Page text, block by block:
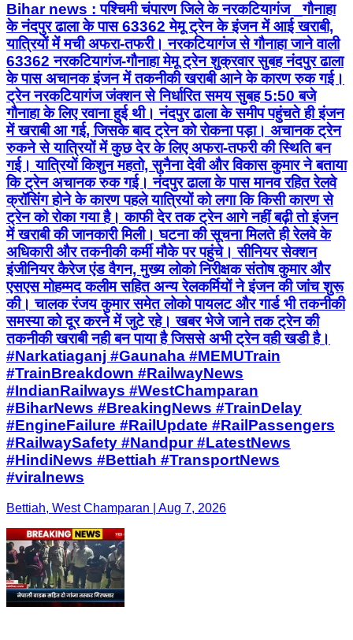
Bihar news : पश्चिमी चंपारण जिले के नरकटियागंज _गौनाहा
के नंदपुर ढाला के पास 63362 मेमू ट्रेन के इंजन में आई खराबी,
यात्रियों में मची अफरा-तफरी। नरकटियागंज से गौनाहा जाने वाली
63362 नरकटियागंज-गौनाहा मेमू ट्रेन शुक्रवार सुबह नंदपुर ढाला
के पास अचानक इंजन में तकनीकी खराबी आने के कारण रुक गई।
ट्रेन नरकटियागंज जंक्शन से निर्धारित समय सुबह 5:50 बजे
गौनाहा के लिए रवाना हुई थी। नंदपुर ढाला के समीप पहुंचते ही इंजन
में खराबी आ गई, जिसके बाद ट्रेन को रोकना पड़ा। अचानक ट्रेन
रुकने से यात्रियों में कुछ देर के लिए अफरा-तफरी की स्थिति बन
गई। यात्रियों किशुन महतो, सुनैना देवी और विकास कुमार ने बताया
कि ट्रेन अचानक रुक गई। नंदपुर ढाला के पास मानव रहित रेलवे
क्रॉसिंग होने के कारण पहले यात्रियों को लगा कि किसी कारण से
ट्रेन को रोका गया है। काफी देर तक ट्रेन आगे नहीं बढ़ी तो इंजन
में खराबी की जानकारी मिली। घटना की सूचना मिलते ही रेलवे के
अधिकारी और तकनीकी कर्मी मौके पर पहुंचे। सीनियर सेक्शन
इंजीनियर कैरेज एंड वैगन, मुख्य लोको निरीक्षक संतोष कुमार और
एसएस मोहम्मद कलीम सहित अन्य रेलकर्मियों ने इंजन की जांच शुरू
की। चालक रंजय कुमार समेत लोको पायलट और गार्ड भी तकनीकी
समस्या को दूर करने में जुटे रहे। खबर भेजे जाने तक ट्रेन की
तकनीकी खराबी नही बन पाया है जिससे अभी ट्रेन वही खडी है।
#Narkatiaganj #Gaunaha #MEMUTrain
#TrainBreakdown #RailwayNews
#IndianRailways #WestChamparan
#BiharNews #BreakingNews #TrainDelay
#EngineFailure #RailUpdate #RailPassengers
#RailwaySafety #Nandpur #LatestNews
#HindiNews #Bettiah #TransportNews
#viralnews
Bettiah, West Champaran | Aug 7, 2026